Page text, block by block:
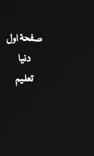
صفحۂ اول
دنیا
تعلیم